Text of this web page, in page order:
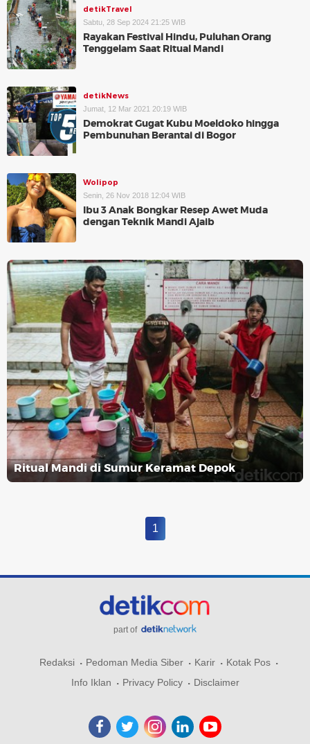
detikTravel
Sabtu, 28 Sep 2024 21:25 WIB
Rayakan Festival Hindu, Puluhan Orang
Tenggelam Saat Ritual Mandi
detikNews
Jumat, 12 Mar 2021 20:19 WIB
Demokrat Gugat Kubu Moeldoko hingga
Pembunuhan Berantai di Bogor
Wolipop
Senin, 26 Nov 2018 12:04 WIB
Ibu 3 Anak Bongkar Resep Awet Muda
dengan Teknik Mandi Ajaib
Ritual Mandi di Sumur Keramat Depok
1
part of
Redaksi Pedoman Media Siber Karir
Kotak Pos
Info Iklan
Privacy Policy Disclaimer